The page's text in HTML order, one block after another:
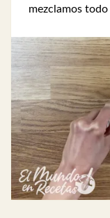
mezclamos